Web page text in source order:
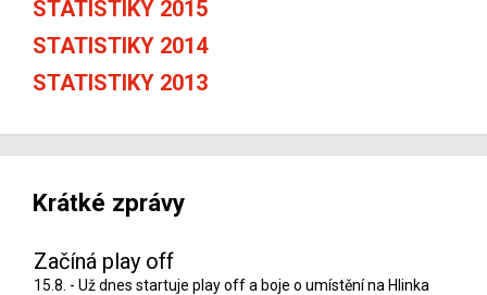
STATISTIKY 2015
STATISTIKY 2014
STATISTIKY 2013
Krátké zprávy
Začíná play off
15.8. - Už dnes startuje play off a boje o umístění na Hlinka